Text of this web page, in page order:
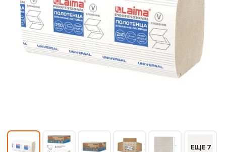
ЕЩЕ 7